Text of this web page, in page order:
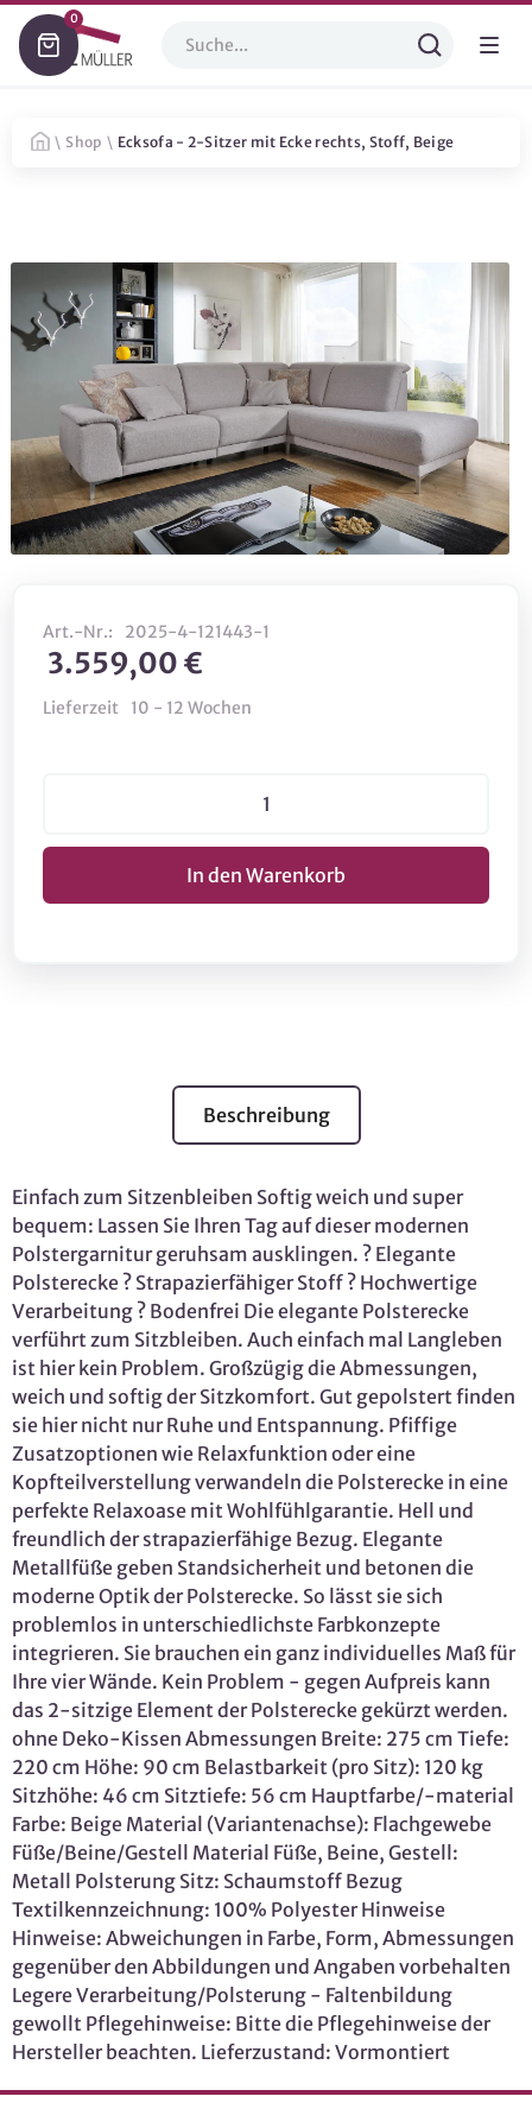
0
\ Shop \ Ecksofa - 2-Sitzer mit Ecke rechts, Stoff, Beige
Art.-Nr.: 2025-4-121443-1
3.559,00 €
Lieferzeit 10 - 12 Wochen
Beschreibung
Einfach zum Sitzenbleiben Softig weich und super
bequem: Lassen Sie Ihren Tag auf dieser modernen
Polstergarnitur geruhsam ausklingen. ? Elegante
Polsterecke ? Strapazierfähiger Stoff ? Hochwertige
Verarbeitung ? Bodenfrei Die elegante Polsterecke
verführt zum Sitzbleiben. Auch einfach mal Langleben
ist hier kein Problem. Großzügig die Abmessungen,
weich und softig der Sitzkomfort. Gut gepolstert finden
sie hier nicht nur Ruhe und Entspannung. Pfiffige
Zusatzoptionen wie Relaxfunktion oder eine
Kopfteilverstellung verwandeln die Polsterecke in eine
perfekte Relaxoase mit Wohlfühlgarantie. Hell und
freundlich der strapazierfähige Bezug. Elegante
Metallfüße geben Standsicherheit und betonen die
moderne Optik der Polsterecke. So lässt sie sich
problemlos in unterschiedlichste Farbkonzepte
integrieren. Sie brauchen ein ganz individuelles Maß für
Ihre vier Wände. Kein Problem - gegen Aufpreis kann
das 2-sitzige Element der Polsterecke gekürzt werden.
ohne Deko-Kissen Abmessungen Breite: 275 cm Tiefe:
220 cm Höhe: 90 cm Belastbarkeit (pro Sitz): 120 kg
Sitzhöhe: 46 cm Sitztiefe: 56 cm Hauptfarbe/-material
Farbe: Beige Material (Variantenachse): Flachgewebe
Füße/Beine/Gestell Material Füße, Beine, Gestell:
Metall Polsterung Sitz: Schaumstoff Bezug
Textilkennzeichnung: 100% Polyester Hinweise
Hinweise: Abweichungen in Farbe, Form, Abmessungen
gegenüber den Abbildungen und Angaben vorbehalten
Legere Verarbeitung/Polsterung - Faltenbildung
gewollt Pflegehinweise: Bitte die Pflegehinweise der
Hersteller beachten. Lieferzustand: Vormontiert